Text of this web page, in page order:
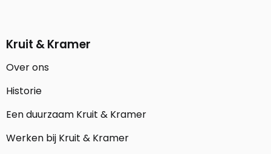
Kruit & Kramer
Over ons
Historie
Een duurzaam Kruit & Kramer
Werken bij Kruit & Kramer